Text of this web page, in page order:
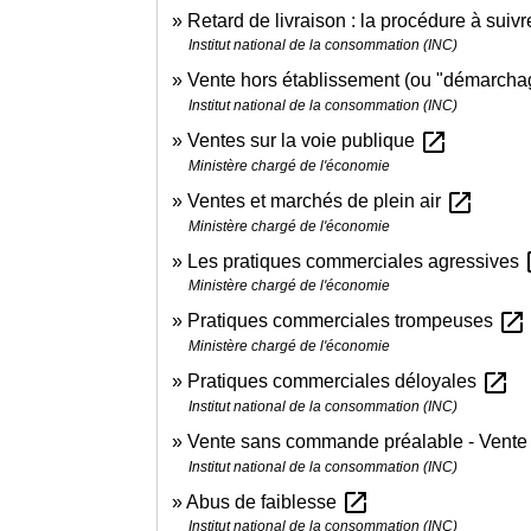
Retard de livraison : la procédure à
Institut national de la consommation (INC)
Vente hors établissement (ou
Institut national de la consommation (INC)
Ventes sur la voie publique open_in_new
Ministère chargé de l'économie
Ventes et marchés de plein air open_in_new
Ministère chargé de l'économie
Les pratiques commerciales agressives
Ministère chargé de l'économie
Pratiques commerciales trompeuses open_in_new
Ministère chargé de l'économie
Pratiques commerciales déloyales open_in_new
Institut national de la consommation (INC)
Vente sans commande préalable -
Institut national de la consommation (INC)
Abus de faiblesse open_in_new
Institut national de la consommation (INC)